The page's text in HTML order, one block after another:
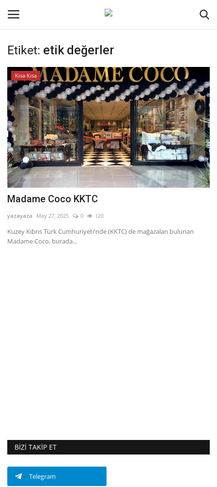
Oturum aç Kayıt ol
Ana Sayfa
Kodlama
Kripto Para
İletişim
Genel
Dil
Etiket: etik değerler
Kısa Kısa
Madame Coco KKTC
yazayaza May 27, 2025 0 120
Kuzey Kıbrıs Türk Cumhuriyeti'nde (KKTC) de mağazaları bulunan
Madame Coco, burada...
BIZI TAKIP ET
Telegram